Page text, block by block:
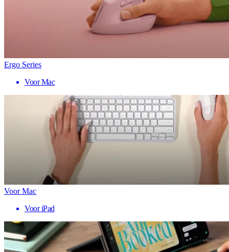
Ergo Series
Voor Mac
Voor Mac
Voor iPad